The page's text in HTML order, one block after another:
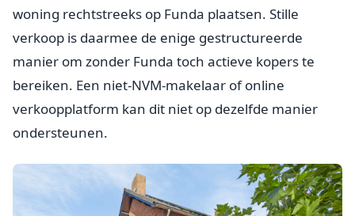
woning rechtstreeks op Funda plaatsen. Stille
verkoop is daarmee de enige gestructureerde
manier om zonder Funda toch actieve kopers te
bereiken. Een niet-NVM-makelaar of online
verkoopplatform kan dit niet op dezelfde manier
ondersteunen.